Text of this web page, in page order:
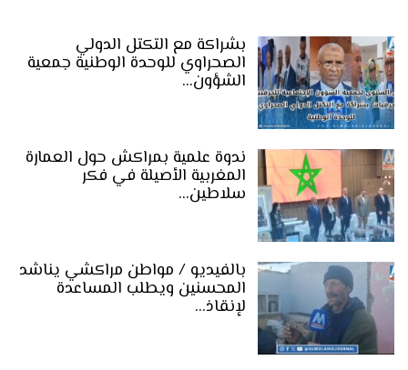
بشراكة مع التكتل الدولي
الصحراوي للوحدة الوطنية جمعية
الشؤون…
ندوة علمية بمراكش حول العمارة
المغربية الأصيلة في فكر
سلاطين…
بالفيديو / مواطن مراكشي يناشد
المحسنين ويطلب المساعدة
لإنقاذ…